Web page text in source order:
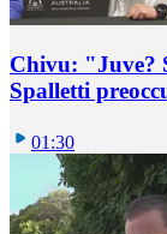
Chivu: "Juve?
Spalletti
01:30